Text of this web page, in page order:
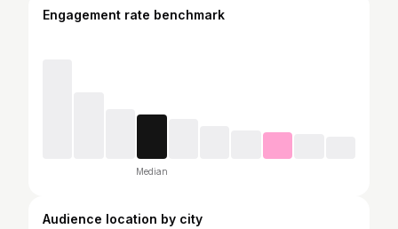
Engagement rate benchmark
Median
Audience location by city